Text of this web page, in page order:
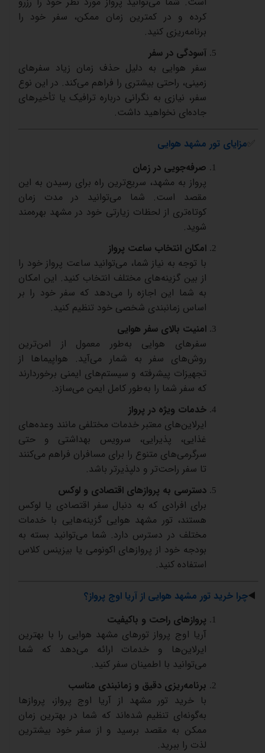
کرده و در کمترین زمان ممکن، سفر خود را
برنامه‌ریزی کنید.
آسودگی در سفر
سفر هوایی به دلیل حذف زمان زیاد سفرهای
زمینی، راحتی بیشتری را فراهم می‌کند. در این نوع
سفر، نیازی به نگرانی درباره ترافیک یا تأخیرهای
جاده‌ای نخواهید داشت.
مزایای تور مشهد هوایی
صرفه‌جویی در زمان
پرواز به مشهد، سریع‌ترین راه برای رسیدن به این
مقصد
است. شما می‌توانید در مدت
زمان
کوتاه‌تری از لحظات زیارتی خود در مشهد بهره‌مند
شوید.
امکان انتخاب ساعت پرواز
با توجه به نیاز شما، می‌توانید ساعت پرواز خود را
از بین گزینه‌های مختلف انتخاب کنید. این امکان
به شما این اجازه را می‌دهد که سفر خود را بر
اساس زمانبندی شخصی خود تنظیم کنید.
امنیت بالای سفر هوایی
سفرهای
هوایی به‌طور معمول از
امن‌ترین
روش‌های سفر به شمار می‌آید. هواپیماها از
تجهیزات پیشرفته و سیستم‌های ایمنی برخوردارند
که سفر شما را به‌طور کامل ایمن می‌سازد.
خدمات ویژه در پرواز
ایرلاین‌های معتبر خدمات مختلفی مانند وعده‌های
غذایی،
پذیرایی، سرویس بهداشتی و
حتی
سرگرمی‌های متنوع را برای مسافران فراهم می‌کنند
تا سفر راحت‌تر و دلپذیرتر باشد.
دسترسی به پروازهای اقتصادی و لوکس
برای افرادی که به دنبال سفر اقتصادی یا لوکس
هستند، تور مشهد هوایی گزینه‌هایی با خدمات
مختلف در دسترس دارد. شما می‌توانید بسته به
بودجه خود از پروازهای اکونومی یا بیزینس کلاس
استفاده کنید.
◀️چرا خرید تور مشهد هوایی از آریا اوج پرواز؟
پروازهای راحت و باکیفیت
آریا اوج پرواز تورهای مشهد هوایی را با بهترین
ایرلاین‌ها
و خدمات ارائه می‌دهد که
شما
می‌توانید با اطمینان سفر کنید.
برنامه‌ریزی دقیق و زمانبندی مناسب
با خرید تور مشهد از آریا اوج پرواز، پروازها
به‌گونه‌ای تنظیم شده‌اند که شما در بهترین زمان
ممکن به مقصد برسید و از سفر خود بیشترین
لذت را ببرید.